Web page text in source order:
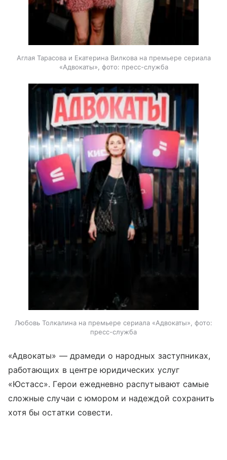
Аглая Тарасова и Екатерина Вилкова на премьере сериала
«Адвокаты», фото: пресс-служба
Любовь Толкалина на премьере сериала «Адвокаты», фото:
пресс-служба
«Адвокаты» — драмеди о народных заступниках,
работающих в центре юридических услуг
«Юстасс». Герои ежедневно распутывают самые
сложные случаи с юмором и надеждой сохранить
хотя бы остатки совести.